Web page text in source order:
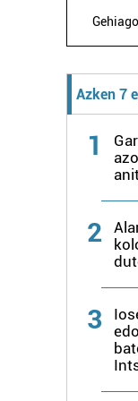
Webgune honek
baliatzen gara.
Azken 7
1
2
3